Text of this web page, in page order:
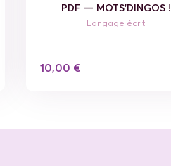
PDF — MOTS'DINGOS !
Langage écrit
10,00 €